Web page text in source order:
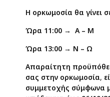
Η ορκωμοσία θα γίνει
Ώρα 11:00 → Α – Μ
Ώρα 13:00 → Ν – Ω
Απαραίτητη
σας στην ορκωμοσία,
συμμετοχής σύμφωνα